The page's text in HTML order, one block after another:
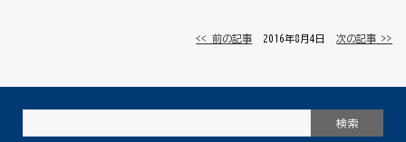
<< 前の記事 │ 2016年8月4日 │次の記事 >>